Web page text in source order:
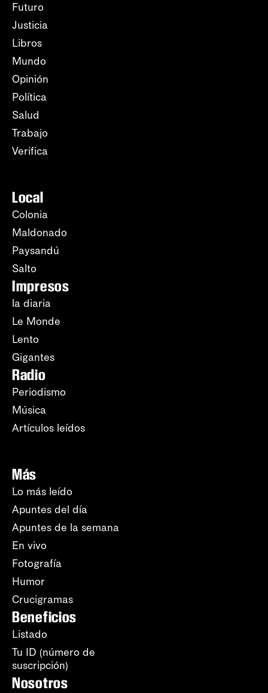
Futuro
Justicia
Libros
Mundo
Opinión
Política
Salud
Trabajo
Verifica
Local
Colonia
Maldonado
Paysandú
Salto
Impresos
la diaria
Le Monde
Lento
Gigantes
Radio
Periodismo
Música
Artículos leídos
Más
Lo más leído
Apuntes del día
Apuntes de la semana
En vivo
Fotografía
Humor
Crucigramas
Beneficios
Listado
Tu ID (número de
suscripción)
Nosotros